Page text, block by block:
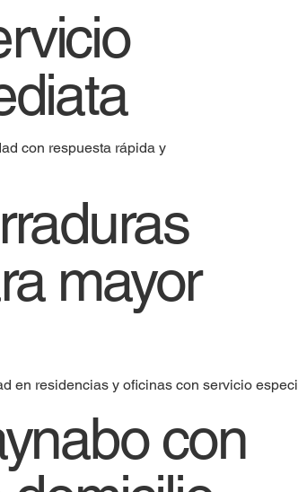
con respuesta rápida y
mayor
en residencias y oficinas con servicio
con